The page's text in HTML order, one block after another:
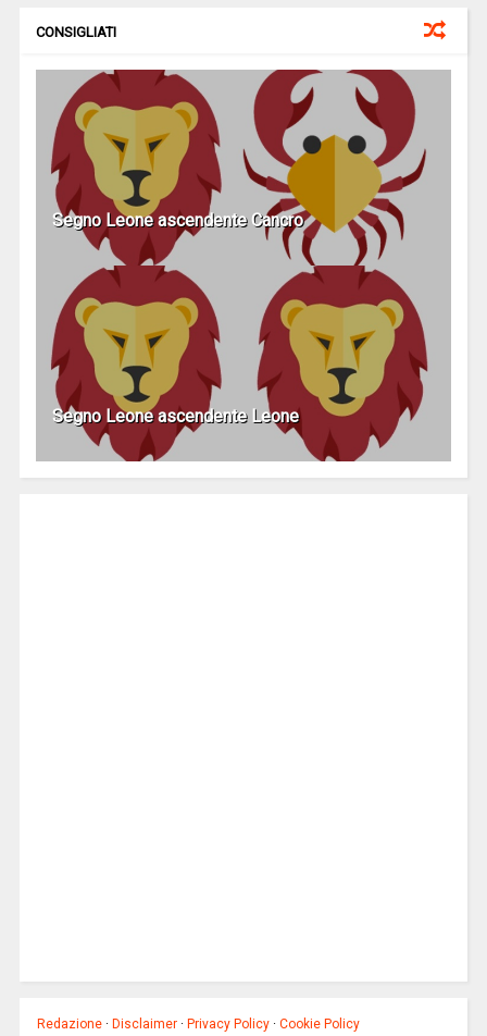
CONSIGLIATI
Segno Leone ascendente Cancro
Segno Leone ascendente Leone
Redazione ·Disclaimer ·Privacy Policy ·Cookie Policy